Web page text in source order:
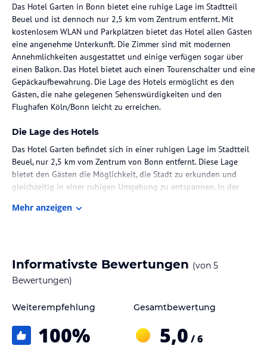
Das Hotel Garten in Bonn bietet eine ruhige Lage im Stadtteil
Beuel und ist dennoch nur 2,5 km vom Zentrum entfernt. Mit
kostenlosem WLAN und Parkplätzen bietet das Hotel allen Gästen
eine angenehme Unterkunft. Die Zimmer sind mit modernen
Annehmlichkeiten ausgestattet und einige verfügen sogar über
einen Balkon. Das Hotel bietet auch einen Tourenschalter und eine
Gepäckaufbewahrung. Die Lage des Hotels ermöglicht es den
Gästen, die nahe gelegenen Sehenswürdigkeiten und den
Flughafen Köln/Bonn leicht zu erreichen.
Die Lage des Hotels
Das Hotel Garten befindet sich in einer ruhigen Lage im Stadtteil
Beuel, nur 2,5 km vom Zentrum von Bonn entfernt. Diese Lage
bietet den Gästen die Möglichkeit, die Stadt zu erkunden und
gleichzeitig in einer ruhigen Umgebung zu entspannen. In der
Brotfabrik und die Oper Bonn. Der Flughafen Köln/Bonn und die
Die Zimmer im Hotel Garten sind komfortabel und modern
eingerichtet. Jedes Zimmer verfügt über einen Flachbild-Sat-TV,
Dusche und Haartrockner. Einige Zimmer bieten zudem einen
Gastronomie im Hotel
Mehr anzeigen
Informativste Bewertungen (von 5
Bewertungen)
Weiterempfehlung
100%
Gesamtbewertung
5,0 / 6